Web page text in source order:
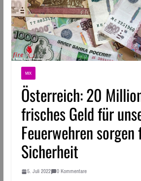
MIX
Österreich: 20
frisches Geld für
Feuerwehren
Sicherheit
5. Juli 2022 0 Kommentare